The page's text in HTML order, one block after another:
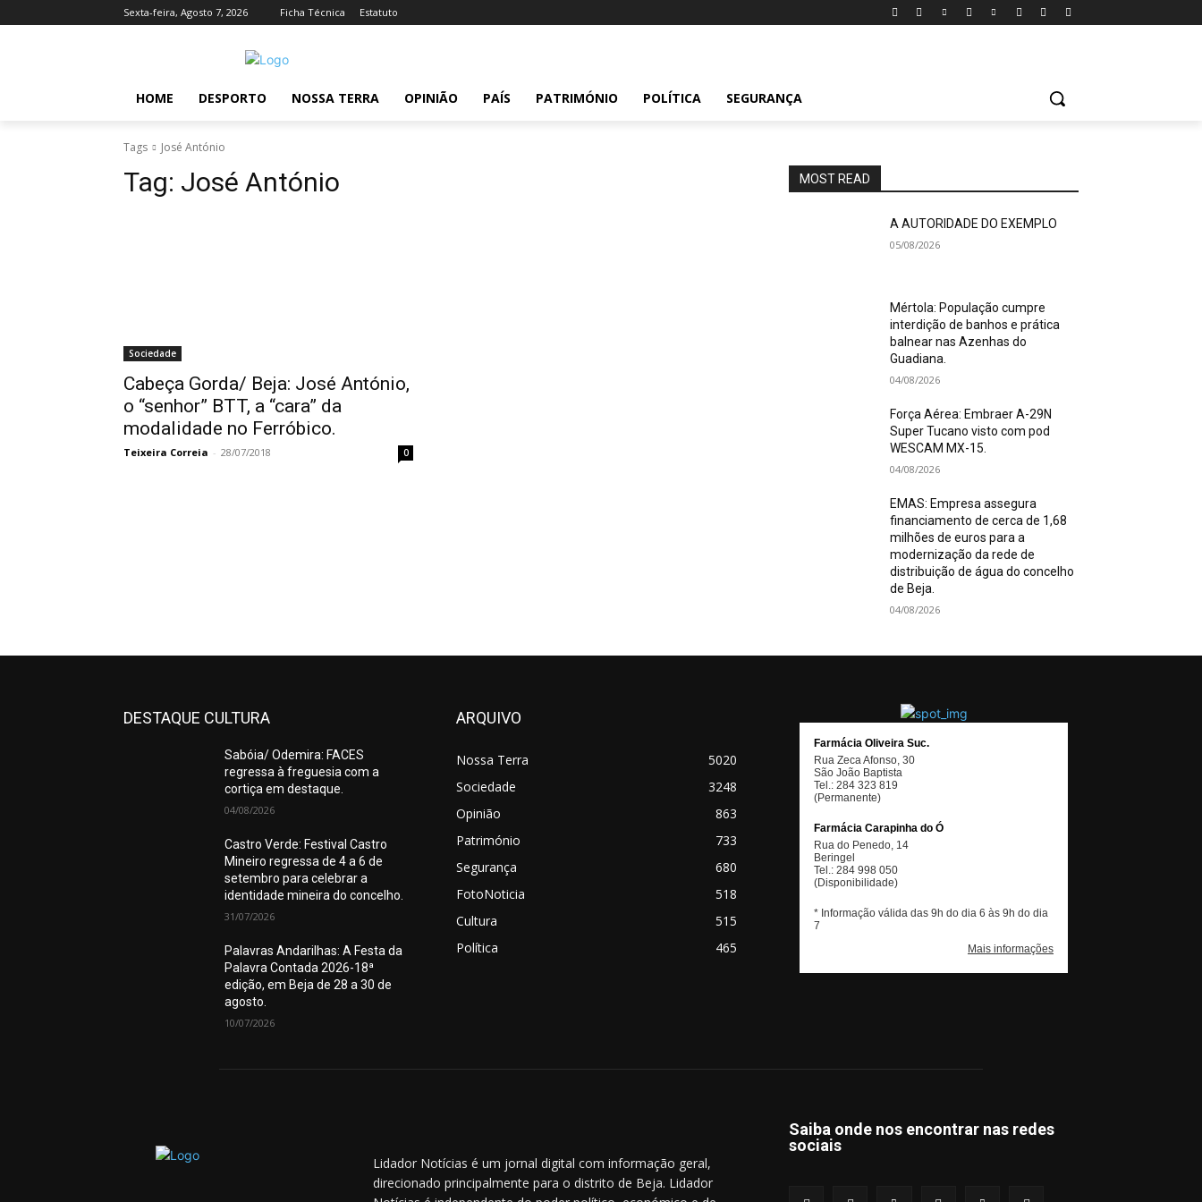
Sexta-feira, Agosto 7, 2026 Ficha Técnica Estatuto
HOME DESPORTO NOSSA TERRA OPINIÃO PAÍS PATRIMÓNIO POLÍTICA SEGURANÇA
Tags José António
Tag: José António
Sociedade
Cabeça Gorda/ Beja: José António,
o “senhor” BTT, a “cara” da
modalidade no Ferróbico.
Teixeira Correia - 28/07/2018 0
MOST READ
A AUTORIDADE DO EXEMPLO
05/08/2026
Mértola: População cumpre
interdição de banhos e prática
balnear nas Azenhas do
Guadiana.
04/08/2026
Força Aérea: Embraer A-29N
Super Tucano visto com pod
WESCAM MX-15.
04/08/2026
EMAS: Empresa assegura
financiamento de cerca de 1,68
milhões de euros para a
modernização da rede de
distribuição de água do concelho
de Beja.
04/08/2026
DESTAQUE CULTURA
Sabóia/ Odemira: FACES
regressa à freguesia com a
cortiça em destaque.
04/08/2026
Castro Verde: Festival Castro
Mineiro regressa de 4 a 6 de
setembro para celebrar a
identidade mineira do concelho.
31/07/2026
Palavras Andarilhas: A Festa da
Palavra Contada 2026-18ª
edição, em Beja de 28 a 30 de
agosto.
10/07/2026
ARQUIVO
Nossa Terra
5020
Sociedade
3248
Opinião
863
Património
733
Segurança
680
FotoNoticia
518
Cultura
515
Política
465
Lidador Notícias é um jornal digital com informação geral,
direcionado principalmente para o distrito de Beja. Lidador
Saiba onde nos encontrar nas redes
sociais